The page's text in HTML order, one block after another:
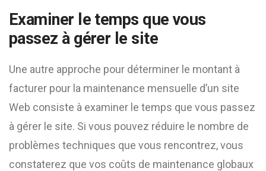
Examiner le temps que vous
passez à gérer le site
Une autre approche pour déterminer le montant à
facturer pour la maintenance mensuelle d’un site
Web consiste à examiner le temps que vous passez
à gérer le site. Si vous pouvez réduire le nombre de
problèmes techniques que vous rencontrez, vous
constaterez que vos coûts de maintenance globaux